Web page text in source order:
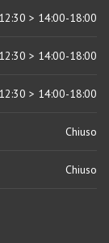
> 14:00-18:00
> 14:00-18:00
> 14:00-18:00
Chiuso
Chiuso